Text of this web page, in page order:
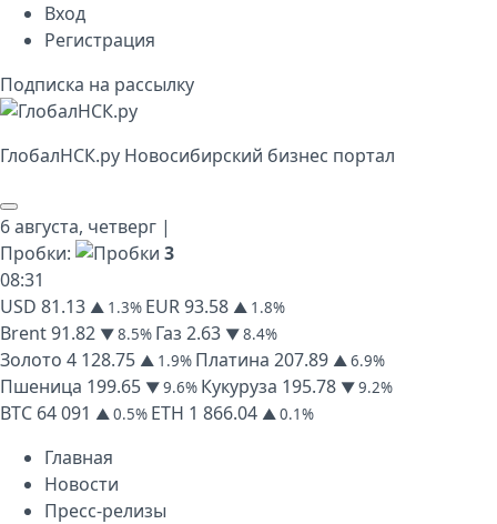
Вход
Регистрация
Подписка на рассылку
ГлобалНСК.py Новосибирский бизнес портал
6 августа, четверг |
Пробки:
3
08:31
USD 81.13 ▲ 1.3% EUR93.58 ▲ 1.8%
Brent91.82 ▼ 8.5% Газ 2.63 ▼ 8.4%
Золото 4 128.75 ▲ 1.9% Платина 207.89 ▲ 6.9%
Пшеница 199.65 ▼ 9.6% Кукуруза 195.78 ▼ 9.2%
BTC 64 091 ▲ 0.5% ETH 1 866.04 ▲ 0.1%
Главная
Новости
Пресс-релизы